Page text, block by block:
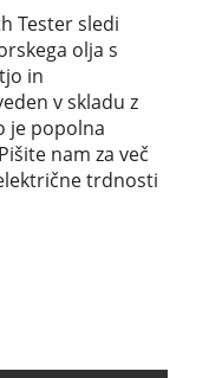
Tester sledi
olja s
in
v skladu z
je popolna
nam za več
trdnosti